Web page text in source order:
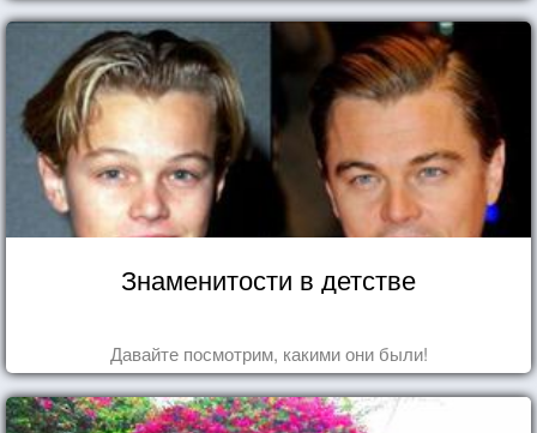
Знаменитости в детстве
Давайте посмотрим, какими они были!